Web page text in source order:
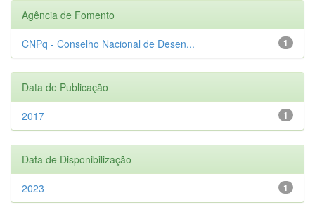
Agência de Fomento
1
CNPq - Conselho Nacional de Desen...
Data de Publicação
1
2017
Data de Disponibilização
1
2023